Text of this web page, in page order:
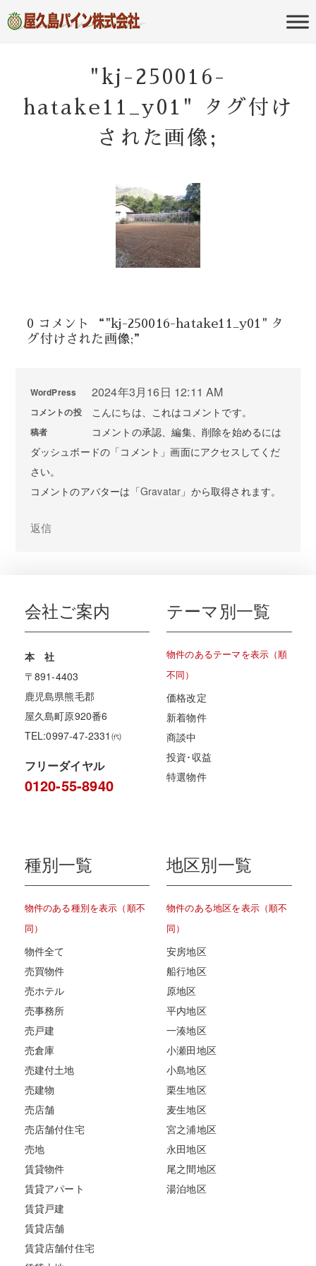
屋久島パイン
株式会社
のポータルサイト
"kj-250016-
hatake11_y01" タグ付け
された画像;
0 コメント “"kj-250016-hatake11_y01" タ
グ付けされた画像;”
WordPress
コメントの投
稿者
2024年3月16日 12:11 AM
こんにちは、これはコメントです。
コメントの承認、編集、削除を始めるには
ダッシュボードの「コメント」画面にアクセスしてくだ
さい。
コメントのアバターは「Gravatar 」から取得されます。
返信
会社ご案内
本 社
〒891-4403
鹿児島県熊毛郡
屋久島町原920番6
TEL:0997-47-2331㈹
フリーダイヤル
0120-55-8940
テーマ別一覧
物件のあるテーマを表示（順
不同）
価格改定
新着物件
商談中
投資･収益
特選物件
種別一覧
物件のある種別を表示（順不
同）
物件全て
売買物件
売ホテル
売事務所
売戸建
売倉庫
売建付土地
売建物
売店舗
売店舗付住宅
売地
賃貸物件
賃貸アパート
賃貸戸建
賃貸店舗
賃貸店舗付住宅
地区別一覧
物件のある地区を表示（順不
同）
安房地区
船行地区
原地区
平内地区
一湊地区
小瀬田地区
小島地区
栗生地区
麦生地区
宮之浦地区
永田地区
尾之間地区
湯泊地区